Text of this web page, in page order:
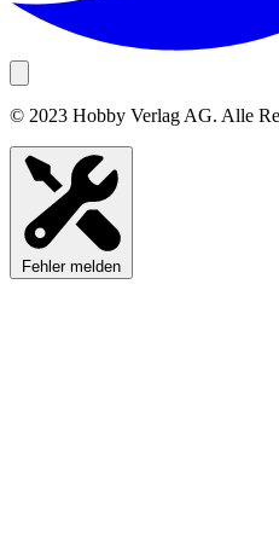
© 2023 Hobby Verlag AG. Alle
Fehler melden